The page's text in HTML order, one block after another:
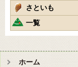
さといも
一覧
ホーム